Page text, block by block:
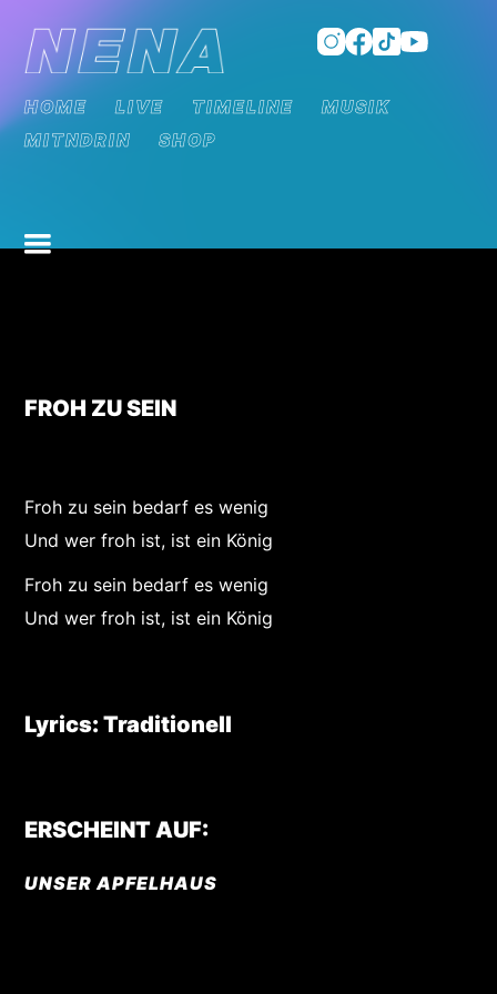
HOME LIVE TIMELINE
MUSIK
MITNDRIN
SHOP
FROH ZU SEIN
Froh zu sein bedarf es wenig
Und wer froh ist, ist ein König
Froh zu sein bedarf es wenig
Und wer froh ist, ist ein König
Lyrics: Traditionell
ERSCHEINT AUF:
UNSER APFELHAUS